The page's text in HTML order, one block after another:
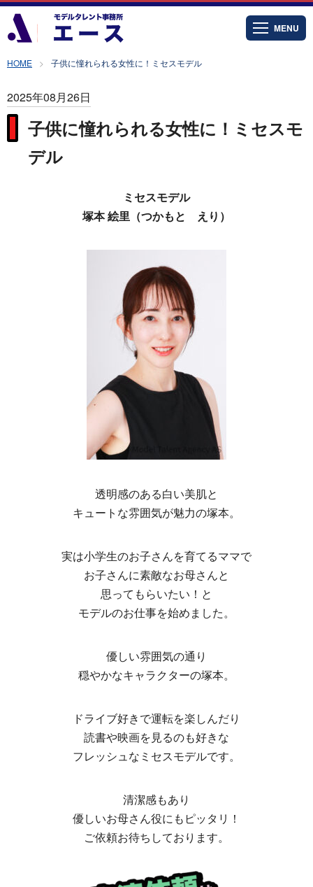
MENU
HOME 子供に憧れられる女性に！ミセスモデル
2025年08月26日
子供に憧れられる女性に！ミセスモ
デル
ミセスモデル
塚本 絵里（つかもと えり）
透明感のある白い美肌と
キュートな雰囲気が魅力の塚本。
実は小学生のお子さんを育てるママで
お子さんに素敵なお母さんと
思ってもらいたい！と
モデルのお仕事を始めました。
優しい雰囲気の通り
穏やかなキャラクターの塚本。
ドライブ好きで運転を楽しんだり
読書や映画を見るのも好きな
フレッシュなミセスモデルです。
清潔感もあり
優しいお母さん役にもピッタリ！
ご依頼お待ちしております。